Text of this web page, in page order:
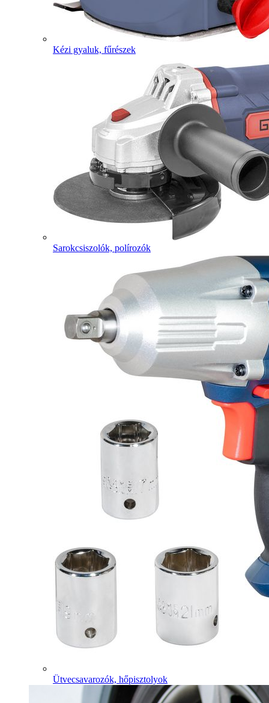
Kézi gyaluk, fűrészek
Sarokcsiszolók, polírozók
Ütvecsavarozók, hőpisztolyok